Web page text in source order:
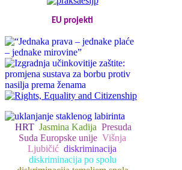
EU projekti
HRT Jasmina Kadija Presuda
Suda Europske unije Višnja
Ljubičić diskriminacija
diskriminacija po spolu